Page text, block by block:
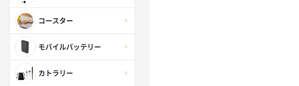
コースター
モバイルバッテリー
カトラリー